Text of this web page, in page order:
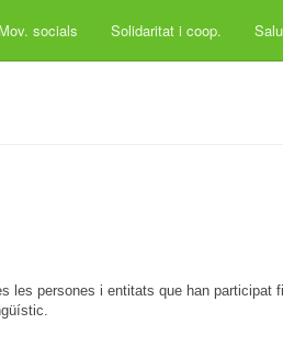
Mov. socials Solidaritat i coop.
les persones i entitats que han participat